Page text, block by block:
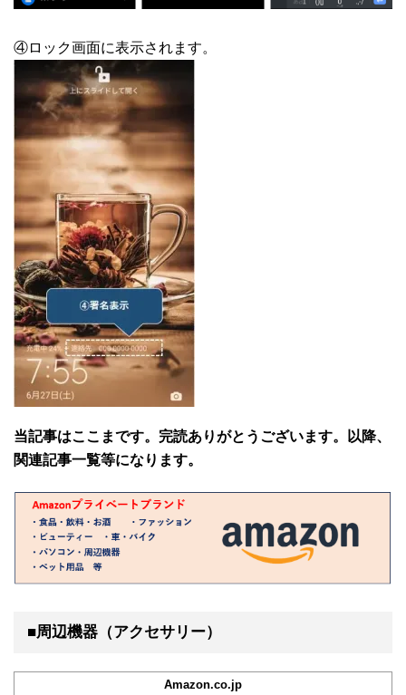
④ロック画面に表示されます。
当記事はここまです。完読ありがとうございます。以降、
関連記事一覧等になります。
■周辺機器（アクセサリー）
Amazon.co.jp